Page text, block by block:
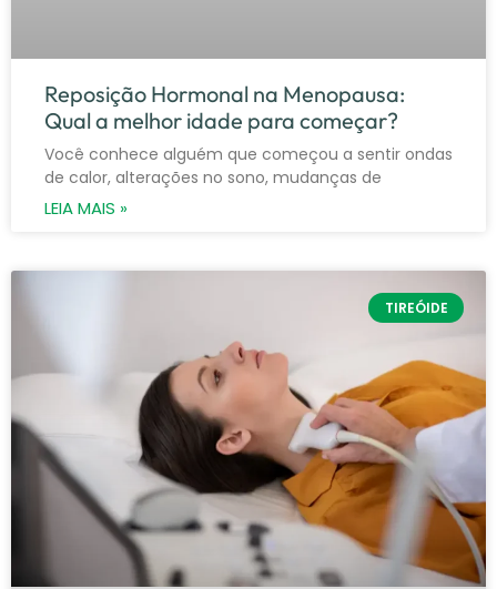
Reposição Hormonal na Menopausa:
Qual a melhor idade para começar?
Você conhece alguém que começou a sentir ondas
de calor, alterações no sono, mudanças de
LEIA MAIS »
TIREÓIDE